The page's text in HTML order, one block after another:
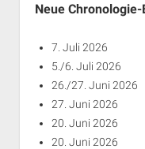
Neue
7. Juli 2026
5./6. Juli 2026
26./27. Juni 2026
27. Juni 2026
20. Juni 2026
20. Juni 2026